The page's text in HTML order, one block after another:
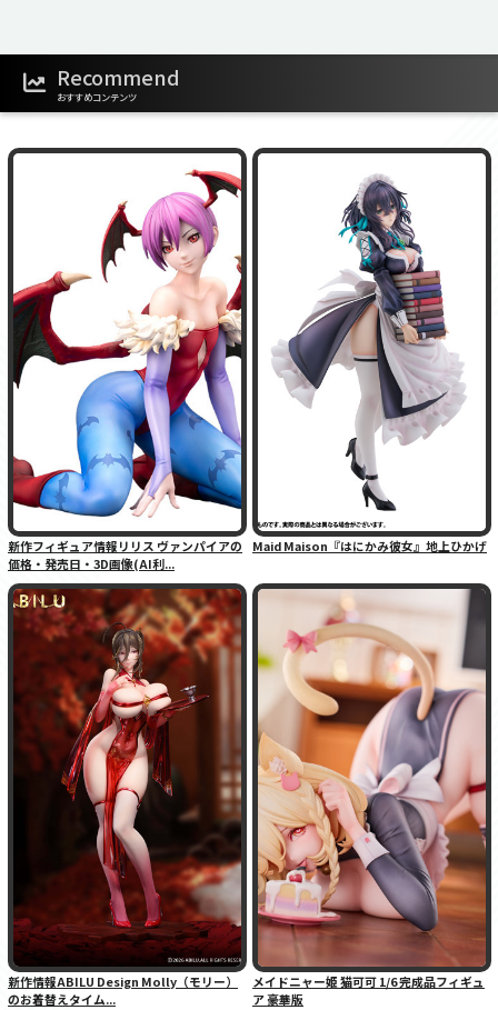
Recommend
おすすめコンテンツ
新作フィギュア情報リリス ヴァンパイアの
価格・発売日・3D画像(AI利...
Maid Maison『はにかみ彼女』地上ひかげ
新作情報ABILU Design Molly（モリー）
のお着替えタイム...
メイドニャー姫 猫可可 1/6 完成品フィギュ
ア 豪華版